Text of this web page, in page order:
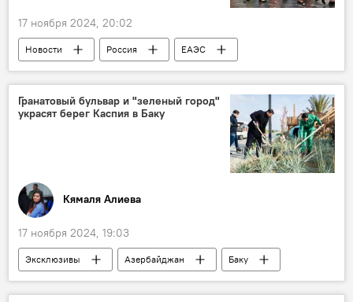
17 ноября 2024, 20:02
Новости Россия
ЕАЭС
Евразийская экономическая комиссия
Решение
маркировка
детская одежда
Продукция
Белье
Гранатовый бульвар и "зеленый город"
украсят берег Каспия в Баку
Кямаля Алиева
17 ноября 2024, 19:03
Эксклюзивы Азербайджан
Баку
Каспий
Бульвар
Sea Breeze